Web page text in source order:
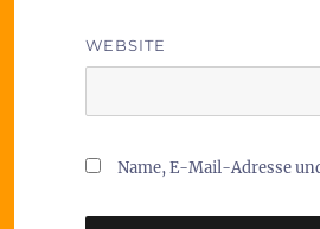
WEBSITE
Name, E-Mail-Adresse